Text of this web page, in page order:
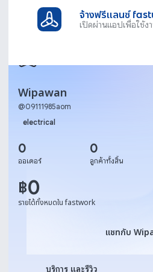
จ้างฟรีแลนซ์
เปิดผ่านแอปเพื่อใช้ง
Wipawan
@09111985aom
electrical
0
ออเดอร์
0
ลูกค้าทั้งสิ้น
฿0
รายได้ทั้งหมดใน fastwork
แชทกับ แชทกับ
บริการ และรีวิว